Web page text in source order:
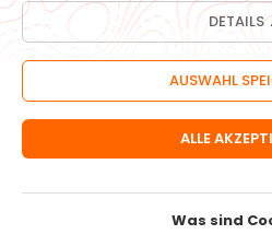
Informationen
Über uns
Was sind